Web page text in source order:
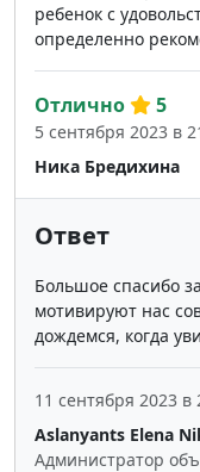
ребенок с
определенно
Ника Бредихина
Отлично 5
5 сентября 2023 в
Ответ
Большое спасибо
мотивируют нас
дождемся, когда
Aslanyants Elena
Администратор
11 сентября 2023 в